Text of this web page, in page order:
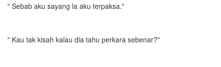
" Sebab aku sayang la aku terpaksa."
" Kau tak kisah kalau dia tahu perkara sebenar?"